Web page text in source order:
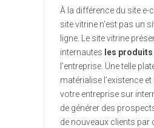
À la différence du site e-
site vitrine n’est pas un
ligne. Le site vitrine
internautes les
l’entreprise. Une telle
matérialise l’existence
votre entreprise sur
de générer des
de nouveaux clients par